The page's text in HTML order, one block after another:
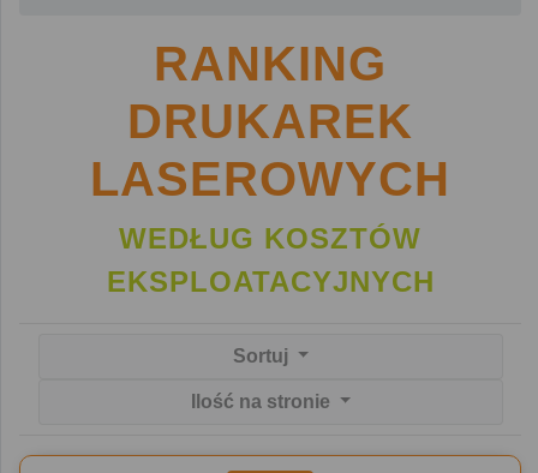
RANKING
DRUKAREK
LASEROWYCH
WEDŁUG KOSZTÓW
EKSPLOATACYJNYCH
Sortuj
Ilość na stronie